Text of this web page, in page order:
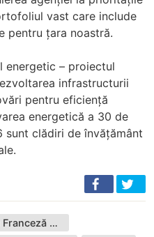
vast care include
pentru țara noastră.
energetic – proiectul
infrastructurii
pentru eficiență
energetică a 30 de
sunt clădiri de învățământ
Agenția Franceză pentru Dezvoltare